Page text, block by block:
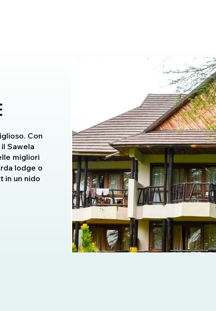
Con
Sawela
migliori
lodge o
in un nido